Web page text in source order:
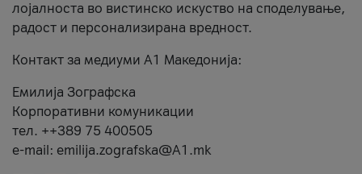
лојалноста во вистинско искуство на споделување,
радост и персонализирана вредност.
Контакт за медиуми А1 Македонија:
Емилија Зографска
Корпоративни комуникации
тел. ++389 75 400505
e-mail: emilija.zografska@A1.mk